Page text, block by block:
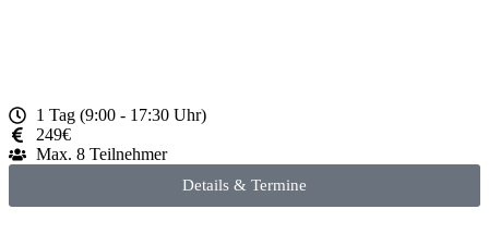
1 Tag (9:00 - 17:30 Uhr)
249€
Max. 8 Teilnehmer
Details & Termine